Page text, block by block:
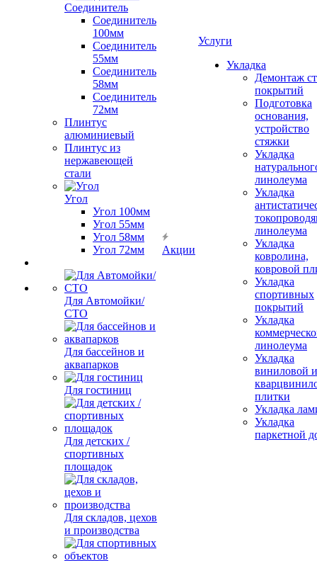
Соединитель
Соединитель
100мм
Соединитель
55мм
Соединитель
58мм
Соединитель
72мм
Плинтус
алюминиевый
Плинтус из
нержавеющей
стали
Угол
Угол 100мм
Угол 55мм
Угол 58мм
Угол 72мм
Для Автомойки/
СТО
Для бассейнов и
аквапарков
Для гостиниц
Для детских /
спортивных
площадок
Для складов, цехов
и производства
Акции
Услуги
Укладка
Демонтаж
покрытий
Подготовка
основания,
устройство
стяжки
Укладка
линолеума
Укладка
линолеума
Укладка
ковролина,
ковровой
Укладка
спортивных
покрытий
Укладка
линолеума
Укладка
виниловой и
плитки
Укладка
Укладка
паркетной